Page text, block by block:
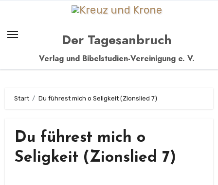
springen
Der Tagesanbruch
Verlag und Bibelstudien-Vereinigung e. V.
Start Du führest mich o Seligkeit (Zionslied 7)
Du führest mich o
Seligkeit (Zionslied 7)